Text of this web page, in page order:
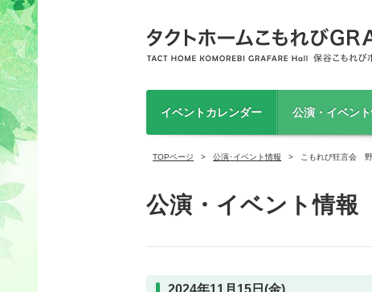
イベントカレンダー 公演・イベン
TOPページ 公演･イベント情報 こもれび狂言会
公演・イベント情報
2024年11月15日(金)